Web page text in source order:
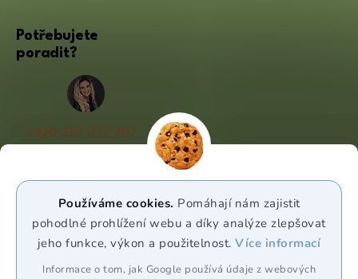
Používáme cookies. Pomáhají nám zajistit
pohodlné prohlížení webu a díky analýze zlepšovat
jeho funkce, výkon a použitelnost.Více informací
Informace o tom, jak Google používá údaje z webových
Potřebujete
poradit?
+420 227 072 207
(Po - Pá 9:00 - 17:00)
WhatsApp